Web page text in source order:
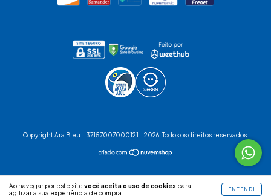
Ao navegar por este site você aceita o uso de cookies para
agilizar a sua experiência de compra.
ENTENDI
Copyright Ara Bleu - 37157007000121 - 2026. Todos os direitos reservados.